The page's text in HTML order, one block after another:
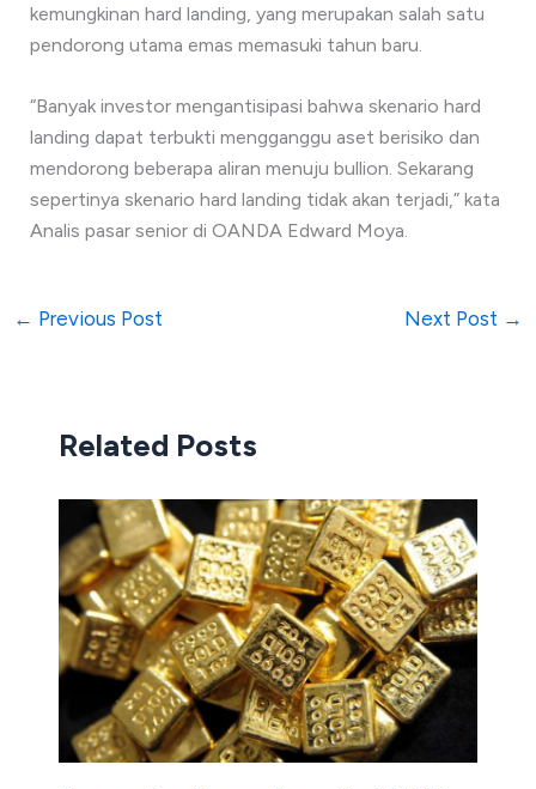
kemungkinan hard landing, yang merupakan salah satu
pendorong utama emas memasuki tahun baru.
“Banyak investor mengantisipasi bahwa skenario hard
landing dapat terbukti mengganggu aset berisiko dan
mendorong beberapa aliran menuju bullion. Sekarang
sepertinya skenario hard landing tidak akan terjadi,” kata
Analis pasar senior di OANDA Edward Moya.
← Previous Post Next Post →
Related Posts